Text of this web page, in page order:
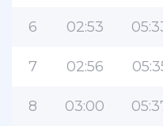
6 02:53
7 02:56
8 03:00